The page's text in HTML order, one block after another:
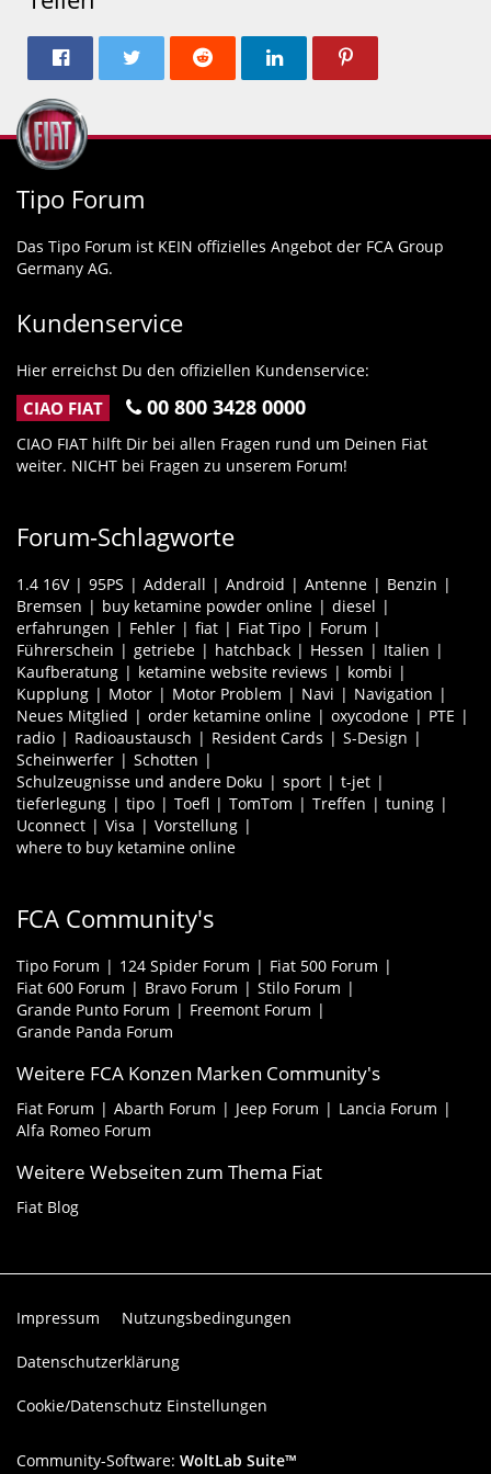
Tipo Forum
Das Tipo Forum ist KEIN offizielles Angebot der FCA Group
Germany AG.
Kundenservice
Hier erreichst Du den offiziellen Kundenservice:
CIAO FIAT 00 800 3428 0000
CIAO FIAT hilft Dir bei allen Fragen rund um Deinen Fiat
weiter. NICHT bei Fragen zu unserem Forum!
Forum-Schlagworte
1.4 16V 95PS Adderall Android Antenne
Benzin
Bremsen
buy ketamine powder online
diesel
erfahrungen
Fehler fiat Fiat Tipo
Forum
Führerschein
getriebe hatchback Hessen
Italien
Kaufberatung
ketamine website reviews
kombi
Kupplung
Motor Motor Problem Navi
Navigation
Neues Mitglied
order ketamine online oxycodone
PTE
radio
Radioaustausch Resident Cards
S-Design
Scheinwerfer
Schotten
Schulzeugnisse und andere Doku
sport
t-jet
tieferlegung
tipo Toefl TomTom Treffen
tuning
Uconnect
Visa
Vorstellung
where to buy ketamine online
FCA Community's
Tipo Forum 124 Spider Forum
Fiat 500 Forum
Fiat 600 Forum
Bravo Forum
Stilo Forum
Grande Punto Forum
Freemont Forum
Grande Panda Forum
Weitere FCA Konzen Marken Community's
Fiat Forum Abarth Forum Jeep Forum
Lancia Forum
Alfa Romeo Forum
Weitere Webseiten zum Thema Fiat
Fiat Blog
Impressum Nutzungsbedingungen
Datenschutzerklärung
Cookie/Datenschutz Einstellungen
Community-Software: WoltLab Suite™